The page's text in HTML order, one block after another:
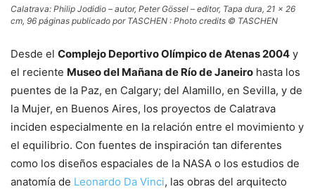
Calatrava: Philip Jodidio – autor, Peter Gössel – editor, Tapa dura, 21 x 26
cm, 96 páginas publicado por TASCHEN : Photo credits © TASCHEN
Desde el Complejo Deportivo Olímpico de Atenas 2004 y
el reciente Museo del Mañana de Río de Janeiro hasta los
puentes de la Paz, en Calgary; del Alamillo, en Sevilla, y de
la Mujer, en Buenos Aires, los proyectos de Calatrava
inciden especialmente en la relación entre el movimiento y
el equilibrio. Con fuentes de inspiración tan diferentes
como los diseños espaciales de la NASA o los estudios de
anatomía de Leonardo Da Vinci, las obras del arquitecto